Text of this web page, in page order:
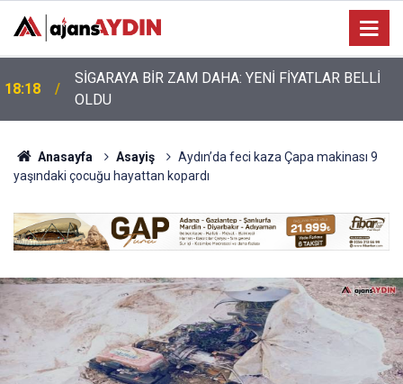
17:17
Nazilli’de motosiklet kazası: 28 yaşındaki sürücü
hayatını kaybetti
Anasayfa Asayiş
Aydın’da feci kaza Çapa makinası 9
yaşındaki çocuğu hayattan kopardı